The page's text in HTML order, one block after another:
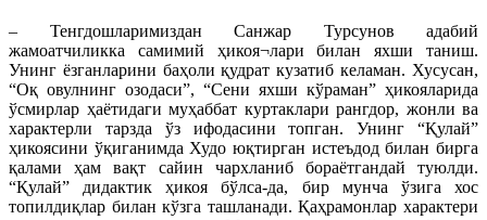
– Тенгдошларимиздан Санжар Турсунов адабий
жамоатчиликка самимий ҳикоя¬лари билан яхши таниш.
Унинг ёзганларини баҳоли қудрат кузатиб келаман. Хусусан,
“Оқ овулнинг озодаси”, “Сени яхши кўраман” ҳикояларида
ўсмирлар ҳаётидаги муҳаббат куртаклари рангдор, жонли ва
характерли тарзда ўз ифодасини топган. Унинг “Қулай”
ҳикоясини ўқиганимда Худо юқтирган истеъдод билан бирга
қалами ҳам вақт сайин чархланиб бораётгандай туюлди.
“Қулай” дидактик ҳикоя бўлса-да, бир мунча ўзига хос
топилдиқлар билан кўзга ташланади. Қаҳрамонлар характери